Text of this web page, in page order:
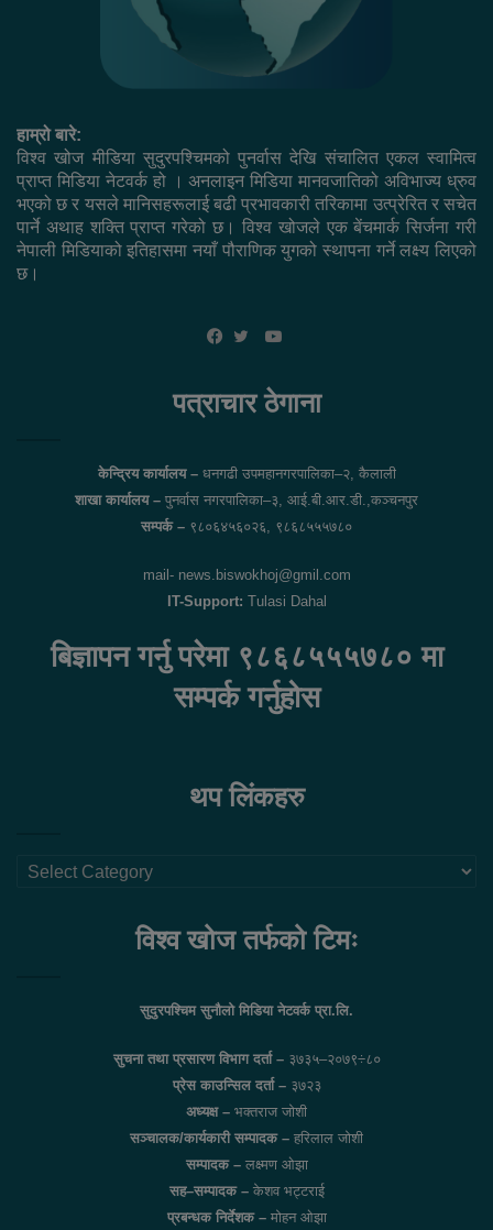
हाम्रो बारे:
विश्व खोज मीडिया सुदुरपश्चिमको पुनर्वास देखि संचालित एकल स्वामित्व
प्राप्त मिडिया नेटवर्क हो । अनलाइन मिडिया मानवजातिको अविभाज्य ध्रुव
भएको छ र यसले मानिसहरूलाई बढी प्रभावकारी तरिकामा उत्प्रेरित र सचेत
पार्ने अथाह शक्ति प्राप्त गरेको छ। विश्व खोजले एक बेंचमार्क सिर्जना गरी
नेपाली मिडियाको इतिहासमा नयाँ पौराणिक युगको स्थापना गर्ने लक्ष्य लिएको
छ।
YouTube
पत्राचार ठेगाना
केन्द्रिय कार्यालय –धनगढी उपमहानगरपालिका–२, कैलाली
शाखा कार्यालय – पुनर्वास नगरपालिका–३, आई.बी.आर.डी.,कञ्चनपुर
सम्पर्क – ९८०६४५६०२६, ९८६८५५५७८०
mail- news.biswokhoj@gmil.com
IT-Support: Tulasi Dahal
बिज्ञापन गर्नु परेमा ९८६८५५५७८० मा
सम्पर्क गर्नुहोस
थप लिंकहरु
थप
विश्व खोज तर्फको टिमः
सुदुरपश्चिम सुनौलो मिडिया नेटवर्क प्रा.लि.
सुचना तथा प्रसारण विभाग दर्ता – ३७३५–२०७९÷८०
प्रेस काउन्सिल दर्ता – ३७२३
अध्यक्ष – भक्तराज जोशी
सञ्चालक/कार्यकारी सम्पादक – हरिलाल जोशी
सम्पादक –लक्ष्मण ओझा
सह–सम्पादक –केशव भट्टराई
प्रबन्धक निर्देशक –मोहन ओझा